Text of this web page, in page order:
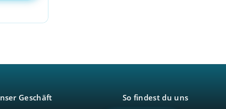
Geschäft So findest du uns